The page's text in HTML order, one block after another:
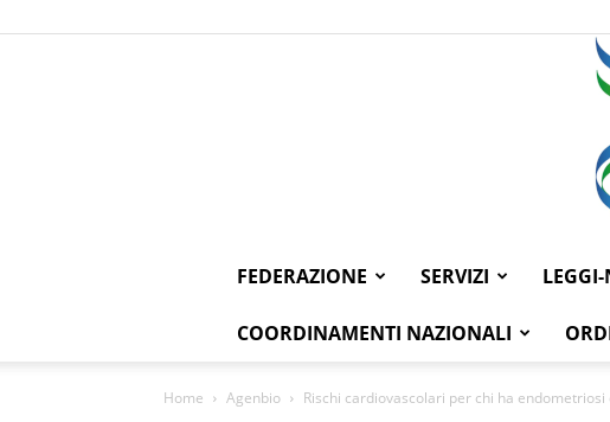
FEDERAZIONE SERVIZI
COORDINAMENTI NAZIONALI
Home Agenbio Rischi cardiovascolari per chi ha